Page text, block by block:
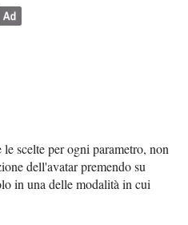
scelte per ogni parametro, non
dell'avatar premendo su
in una delle modalità in cui